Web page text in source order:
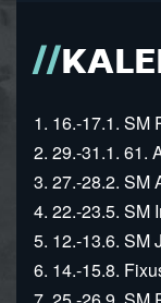
1. 16.-17.1. SM
2. 29.-31.1. 61.
3. 27.-28.2. SM
4. 22.-23.5. SM
5. 12.-13.6. SM
6. 14.-15.8.